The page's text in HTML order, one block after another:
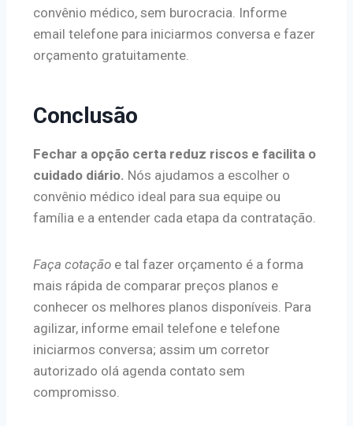
convênio médico, sem burocracia. Informe
email telefone para iniciarmos conversa e fazer
orçamento gratuitamente.
Conclusão
Fechar a opção certa reduz riscos e facilita o
cuidado diário. Nós ajudamos a escolher o
convênio médico ideal para sua equipe ou
família e a entender cada etapa da contratação.
Faça cotação e tal fazer orçamento é a forma
mais rápida de comparar preços planos e
conhecer os melhores planos disponíveis. Para
agilizar, informe email telefone e telefone
iniciarmos conversa; assim um corretor
autorizado olá agenda contato sem
compromisso.